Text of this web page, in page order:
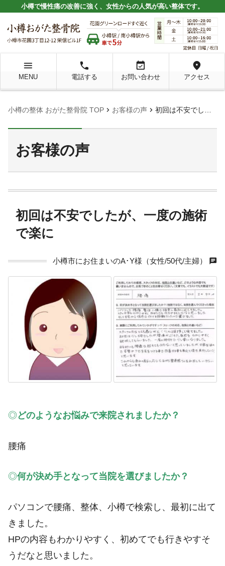
小樽で慢性痛の改善に強く、女性からの人気が高い整体です。
menu
MENU
local_phone
電話する
event_available
お問い合わせ
location_on
アクセス
小樽の整体 おがた整骨院 TOP chevron_right お客様の声 chevron_right 初回は不安でしたが、一度の施術で楽に
お客様の声
初回は不安でしたが、一度の施術
で楽に
小樽市にお住まいのA･Y様（女性/50代/主婦） chat
◎ どのようなお悩みで来院されましたか？
腰痛
◎何が決め手となって当院を選びましたか？
パソコンで腰痛、整体、小樽で検索し、最初に出て
きました。
HPの内容もわかりやすく、初めてでも行きやすそ
うだなと思いました。